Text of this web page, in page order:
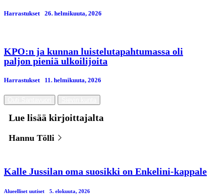
Harrastukset 26. helmikuuta, 2026
KPO:n ja kunnan luistelutapahtumassa oli
paljon pieniä ulkoilijoita
Harrastukset 11. helmikuuta, 2026
Lue lisää kirjoittajalta
Hannu Tölli
Kalle Jussilan oma suosikki on Enkelini-kappale
Alueelliset uutiset 5. elokuuta, 2026